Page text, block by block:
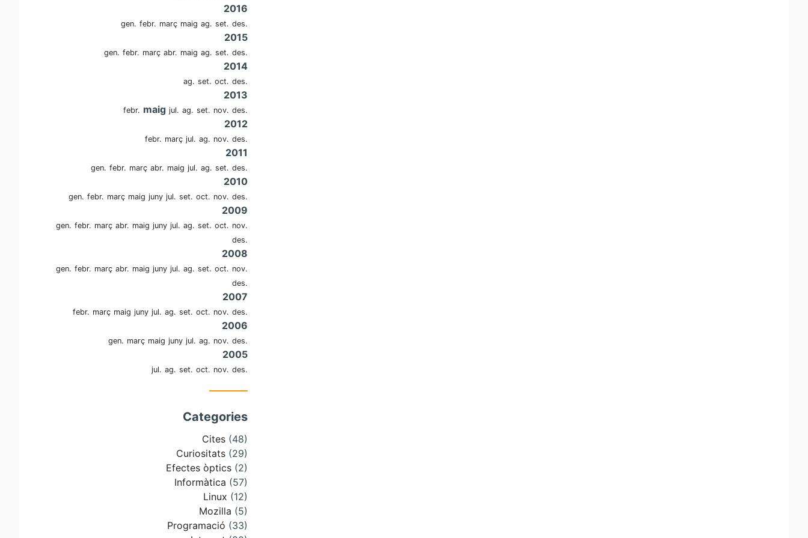
2016
gen. febr. març maig ag. set. des.
2015
gen. febr. març abr. maig ag. set. des.
2014
ag. set. oct. des.
2013
febr. maig jul. ag. set. nov. des.
2012
febr. març jul. ag. nov. des.
2011
gen. febr. març abr. maig jul. ag. set. des.
2010
gen. febr. març maig juny jul. set. oct. nov. des.
2009
gen. febr. març abr. maig juny jul. ag. set. oct. nov.
des.
2008
gen. febr. març abr. maig juny jul. ag. set. oct. nov.
des.
2007
febr. març maig juny jul. ag. set. oct. nov. des.
2006
gen. març maig juny jul. ag. nov. des.
2005
jul. ag. set. oct. nov. des.
Categories
Cites (48)
Curiositats (29)
Efectes òptics (2)
Informàtica (57)
Linux (12)
Mozilla (5)
Programació (33)